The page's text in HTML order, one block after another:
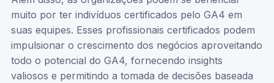
muito por ter indivíduos certificados pelo GA4 em
suas equipes. Esses profissionais certificados podem
impulsionar o crescimento dos negócios aproveitando
todo o potencial do GA4, fornecendo insights
valiosos e permitindo a tomada de decisões baseada